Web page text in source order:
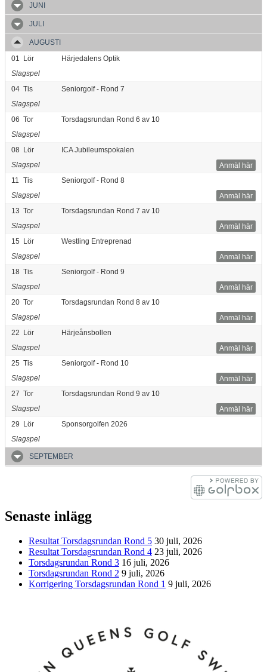
JUNI
JULI
AUGUSTI
01
Lör
Härjedalens Optik
Slagspel
04 Tis
Seniorgolf - Rond 7
Slagspel
06 Tor
Torsdagsrundan Rond 6 av 10
Slagspel
08 Lör
ICA Jubileumspokalen
Anmäl här
Slagspel
11
Tis
Seniorgolf - Rond 8
Anmäl här
Slagspel
13 Tor
Torsdagsrundan Rond 7 av 10
Anmäl här
Slagspel
15 Lör
Westling Entreprenad
Anmäl här
Slagspel
18 Tis
Seniorgolf - Rond 9
Anmäl här
Slagspel
20 Tor
Torsdagsrundan Rond 8 av 10
Anmäl här
Slagspel
22 Lör
Härjeånsbollen
Anmäl här
Slagspel
25 Tis
Seniorgolf - Rond 10
Anmäl här
Slagspel
27 Tor
Torsdagsrundan Rond 9 av 10
Anmäl här
Slagspel
29 Lör
Sponsorgolfen 2026
Slagspel
SEPTEMBER
Senaste inlägg
Resultat Torsdagsrundan Rond 5 30 juli, 2026
Resultat Torsdagsrundan Rond 4 23 juli, 2026
Torsdagsrundan Rond 3 16 juli, 2026
Torsdagsrundan Rond 2 9 juli, 2026
Korrigering Torsdagsrundan Rond 1 9 juli, 2026